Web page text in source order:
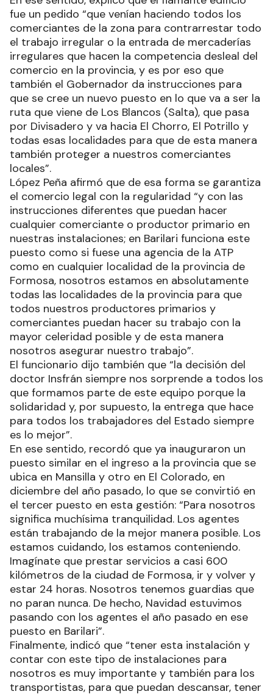
fue un pedido “que venían haciendo todos los
comerciantes de la zona para contrarrestar todo
el trabajo irregular o la entrada de mercaderías
irregulares que hacen la competencia desleal del
comercio en la provincia, y es por eso que
también el Gobernador da instrucciones para
que se cree un nuevo puesto en lo que va a ser la
ruta que viene de Los Blancos (Salta), que pasa
por Divisadero y va hacia El Chorro, El Potrillo y
todas esas localidades para que de esta manera
también proteger a nuestros comerciantes
locales”.
López Peña afirmó que de esa forma se garantiza
el comercio legal con la regularidad “y con las
instrucciones diferentes que puedan hacer
cualquier comerciante o productor primario en
nuestras instalaciones; en Barilari funciona este
puesto como si fuese una agencia de la ATP
como en cualquier localidad de la provincia de
Formosa, nosotros estamos en absolutamente
todas las localidades de la provincia para que
todos nuestros productores primarios y
comerciantes puedan hacer su trabajo con la
mayor celeridad posible y de esta manera
nosotros asegurar nuestro trabajo”.
El funcionario dijo también que “la decisión del
doctor Insfrán siempre nos sorprende a todos los
que formamos parte de este equipo porque la
solidaridad y, por supuesto, la entrega que hace
para todos los trabajadores del Estado siempre
es lo mejor”.
En ese sentido, recordó que ya inauguraron un
puesto similar en el ingreso a la provincia que se
ubica en Mansilla y otro en El Colorado, en
diciembre del año pasado, lo que se convirtió en
el tercer puesto en esta gestión: “Para nosotros
significa muchísima tranquilidad. Los agentes
están trabajando de la mejor manera posible. Los
estamos cuidando, los estamos conteniendo.
Imagínate que prestar servicios a casi 600
kilómetros de la ciudad de Formosa, ir y volver y
estar 24 horas. Nosotros tenemos guardias que
no paran nunca. De hecho, Navidad estuvimos
pasando con los agentes el año pasado en ese
puesto en Barilari”.
Finalmente, indicó que “tener esta instalación y
contar con este tipo de instalaciones para
nosotros es muy importante y también para los
transportistas, para que puedan descansar, tener